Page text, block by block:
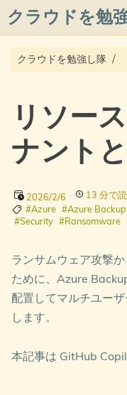
クラウドを勉
About
Qiita
プライバシーポリシー
azure overview
クラウドを勉強し隊
リソー
ナント
2026/2/6 · 13 分で
#Azure #Azure Backup
#Security #Ransomware
ランサムウェア攻撃
ために、Azure
配置してマルチユー
します。
本記事は GitHub